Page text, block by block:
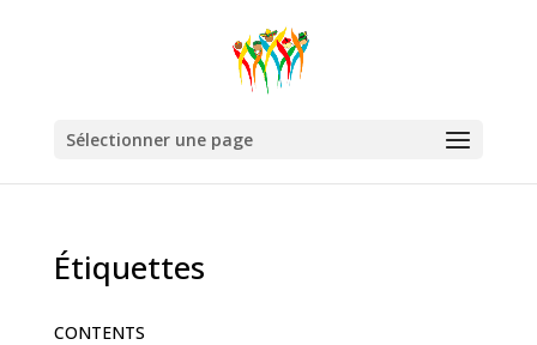
Sélectionner une page
Étiquettes
CONTENTS